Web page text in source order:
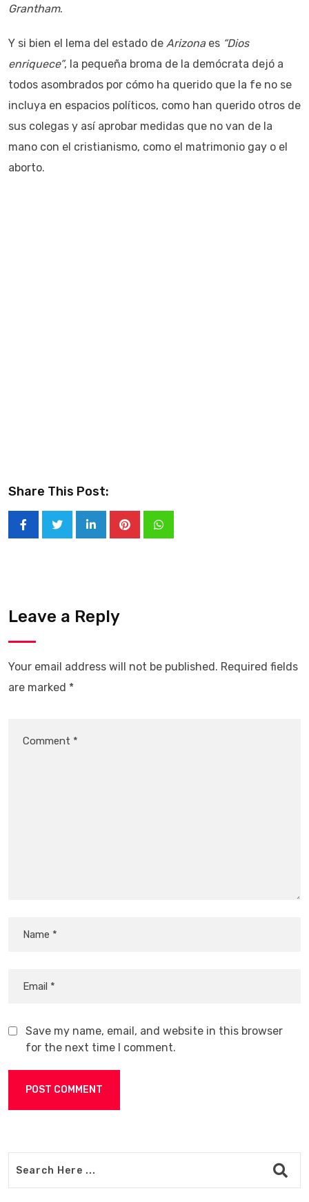
Grantham.
Y si bien el lema del estado de Arizonaes “Dios
enriquece”, la pequeña broma de la demócrata dejó a
todos asombrados por cómo ha querido que la fe no se
incluya en espacios políticos, como han querido otros de
sus colegas y así aprobar medidas que no van de la
mano con el cristianismo, como el matrimonio gay o el
aborto.
Share This Post:
Leave a Reply
Your email address will not be published. Required fields
are marked *
Save my name, email, and website in this browser
for the next time I comment.